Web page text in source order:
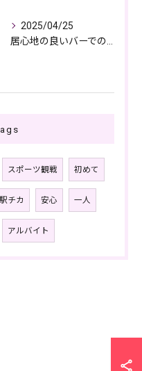
2025/04/25
スポーツ観戦 初めて
駅チカ 安心 一人
アルバイト